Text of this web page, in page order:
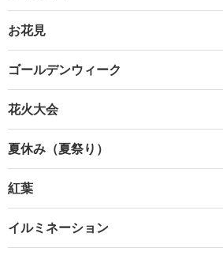
お花見
ゴールデンウィーク
花火大会
夏休み（夏祭り）
紅葉
イルミネーション